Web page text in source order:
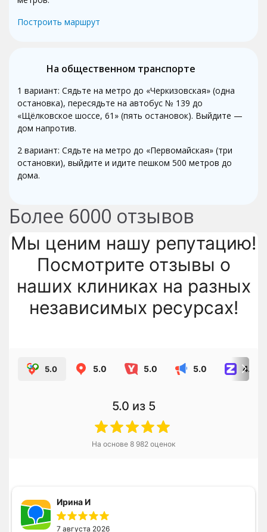
Построить маршрут
На общественном транспорте
1 вариант: Сядьте на метро до «Черкизовская» (одна
остановка), пересядьте на автобус № 139 до
«Щёлковское шоссе, 61» (пять остановок). Выйдите —
дом напротив.
2 вариант: Сядьте на метро до «Первомайская» (три
остановки), выйдите и идите пешком 500 метров до
дома.
Более 6000 отзывов
Мы ценим нашу репутацию!
Посмотрите отзывы о
наших клиниках на разных
независимых ресурсах!
5.0 5.0 5.0 5.0 4.8
5.0 из 5
На основе 8 982 оценок
Ирина И
7 августа 2026